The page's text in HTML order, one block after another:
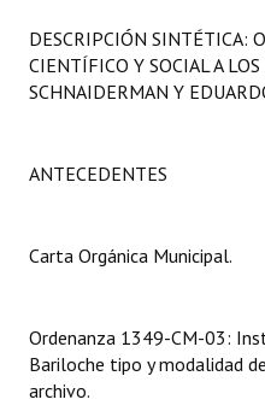
LEGISLACIÓN
Constitución Nacional
Carta Orgánica 2007
Organigrama
DOCUMENTOS
DESCRIPCIÓN SINTÉTICA:
CIENTÍFICO Y SOCIAL A LOS
SCHNAIDERMAN Y
ANTECEDENTES
Carta Orgánica Municipal.
Ordenanza 1349-CM-03:
Bariloche tipo y modalidad
archivo.